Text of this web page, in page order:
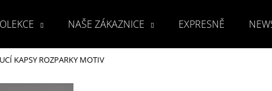
NAŠE ZÁKAZNICE EXPRESNĚ
KAPSY ROZPARKY MOTIV
Co potřebujete najít?